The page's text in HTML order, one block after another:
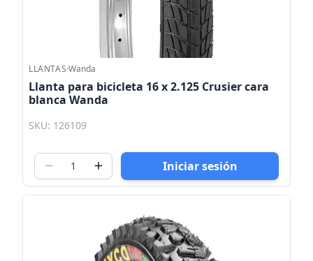
LLANTAS·Wanda
Llanta para bicicleta 16 x 2.125 Crusier cara
blanca Wanda
SKU: 126109
Iniciar sesión